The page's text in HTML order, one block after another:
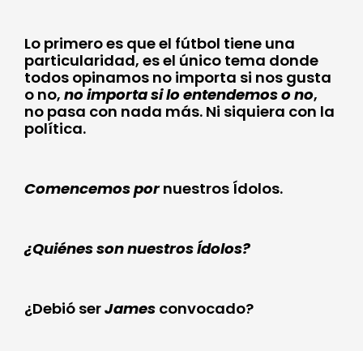
Lo primero es que el fútbol tiene una
particularidad, es el único tema donde
todos opinamos no importa si nos gusta
o no, no importa si lo entendemos o no,
no pasa con nada más. Ni siquiera con la
política.
Comencemos pornuestros Ídolos.
¿Quiénes son nuestros Ídolos?
¿Debió serJames convocado?